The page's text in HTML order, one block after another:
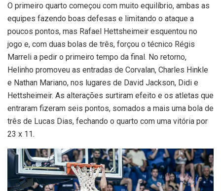
O primeiro quarto começou com muito equilíbrio, ambas as
equipes fazendo boas defesas e limitando o ataque a
poucos pontos, mas Rafael Hettsheimeir esquentou no
jogo e, com duas bolas de três, forçou o técnico Régis
Marreli a pedir o primeiro tempo da final. No retorno,
Helinho promoveu as entradas de Corvalan, Charles Hinkle
e Nathan Mariano, nos lugares de David Jackson, Didi e
Hettsheimeir. As alterações surtiram efeito e os atletas que
entraram fizeram seis pontos, somados a mais uma bola de
três de Lucas Dias, fechando o quarto com uma vitória por
23 x 11.